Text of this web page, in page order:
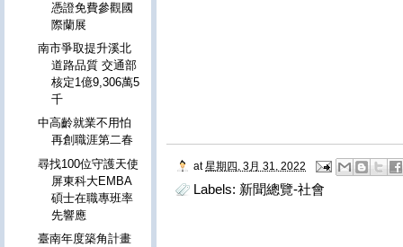
at 星期四, 3月 31, 2022
Labels: 新聞總覽-社會
憑證免費參觀國
際蘭展
南市爭取提升溪北
道路品質 交通部
核定1億9,306萬5
千
中高齡就業不用怕
再創職涯第二春
尋找100位守護天使
屏東科大EMBA
碩士在職專班率
先響應
臺南年度築角計畫